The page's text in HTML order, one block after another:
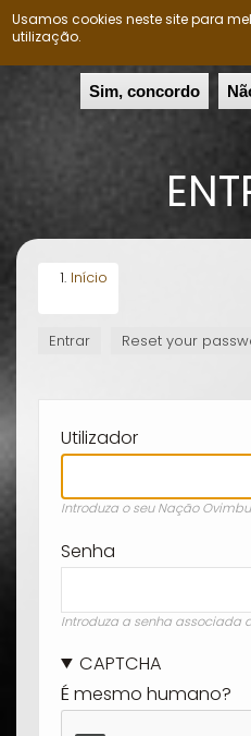
Usamos cookies neste site para
utilização.
Sim, concordo
Nação Ovimbundu
Início
Entrar (separador
Reset your
Utilizador
Introduza o seu Nação
Senha
Introduza a senha associada
CAPTCHA
É mesmo humano?